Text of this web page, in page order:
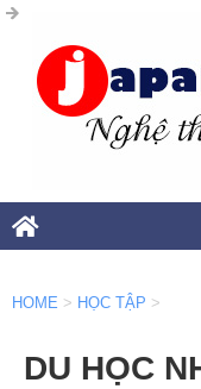
HOME > HỌC TẬP >
DU HỌC